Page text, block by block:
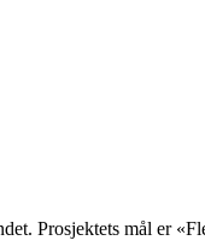
Prosjektets mål er